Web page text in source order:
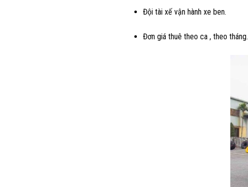
Đội tài xế vận hành xe ben.
Đơn giá thuê theo ca , theo tháng.